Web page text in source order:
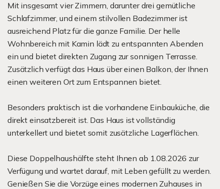
Mit insgesamt vier Zimmern, darunter drei gemütliche
Schlafzimmer, und einem stilvollen Badezimmer ist
ausreichend Platz für die ganze Familie. Der helle
Wohnbereich mit Kamin lädt zu entspannten Abenden
ein und bietet direkten Zugang zur sonnigen Terrasse.
Zusätzlich verfügt das Haus über einen Balkon, der Ihnen
einen weiteren Ort zum Entspannen bietet.
Besonders praktisch ist die vorhandene Einbauküche, die
direkt einsatzbereit ist. Das Haus ist vollständig
unterkellert und bietet somit zusätzliche Lagerflächen.
Diese Doppelhaushälfte steht Ihnen ab 1.08.2026 zur
Verfügung und wartet darauf, mit Leben gefüllt zu werden.
Genießen Sie die Vorzüge eines modernen Zuhauses in